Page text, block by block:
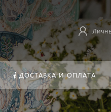
ДОСТАВКА И ОПЛАТА